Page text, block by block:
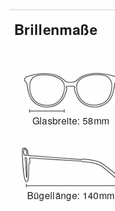
Brillenmaße
Glasbreite: 58mm
Bügellänge: 140mm